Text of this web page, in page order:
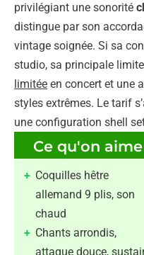
privilégiant une sonorité
distingue par son
vintage soignée. Si sa
studio, sa principale
limitée en concert et une
styles extrêmes. Le tarif
une configuration shell
Ce qu'on aime
Coquilles hêtre
allemand 9 plis, son
chaud
Chants arrondis,
attaque douce,